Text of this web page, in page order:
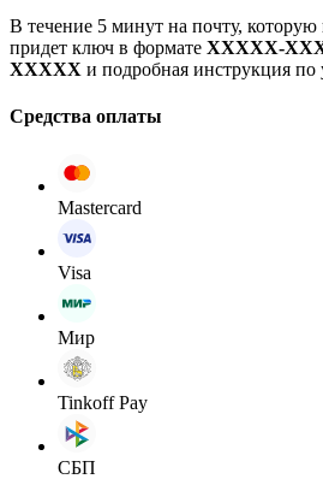
В течение 5 минут на почту, которую
придет ключ в формате XXXXX-
XXXXX и подробная инструкция по
Средства оплаты
Mastercard
Visa
Мир
Tinkoff Pay
СБП